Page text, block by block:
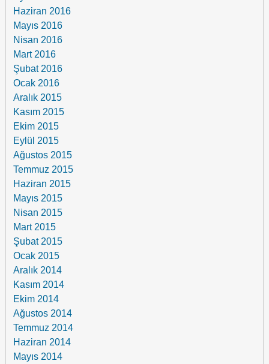
Haziran 2016
Mayıs 2016
Nisan 2016
Mart 2016
Şubat 2016
Ocak 2016
Aralık 2015
Kasım 2015
Ekim 2015
Eylül 2015
Ağustos 2015
Temmuz 2015
Haziran 2015
Mayıs 2015
Nisan 2015
Mart 2015
Şubat 2015
Ocak 2015
Aralık 2014
Kasım 2014
Ekim 2014
Ağustos 2014
Temmuz 2014
Haziran 2014
Mayıs 2014